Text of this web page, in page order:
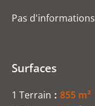
Pas
Surfaces
1 Terrain
855 m²